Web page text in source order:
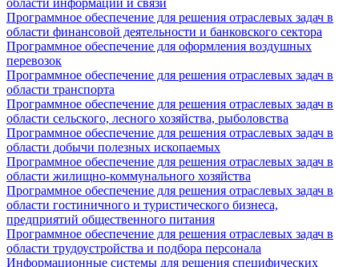
области информации и связи
Программное обеспечение для решения отраслевых задач в
области финансовой деятельности и банковского сектора
Программное обеспечение для оформления воздушных
перевозок
Программное обеспечение для решения отраслевых задач в
области транспорта
Программное обеспечение для решения отраслевых задач в
области сельского, лесного хозяйства, рыболовства
Программное обеспечение для решения отраслевых задач в
области добычи полезных ископаемых
Программное обеспечение для решения отраслевых задач в
области жилищно-коммунального хозяйства
Программное обеспечение для решения отраслевых задач в
области гостиничного и туристического бизнеса,
предприятий общественного питания
Программное обеспечение для решения отраслевых задач в
области трудоустройства и подбора персонала
Информационные системы для решения специфических